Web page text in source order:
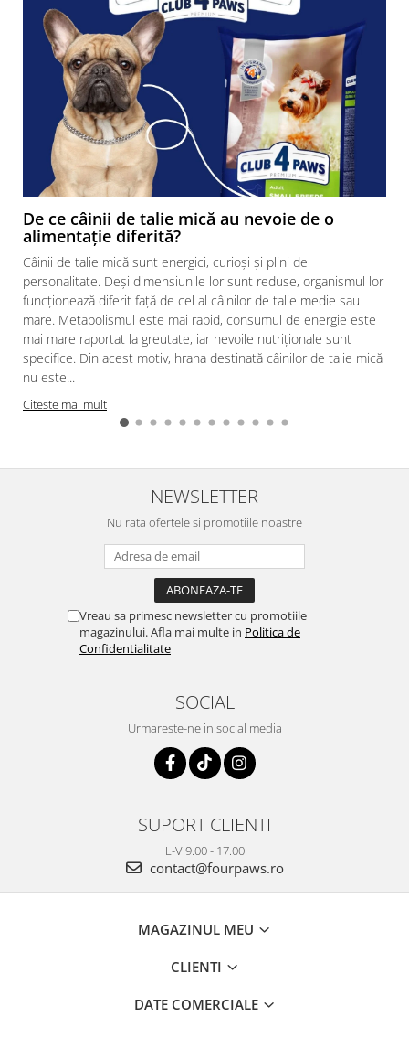
De ce câinii de talie mică au nevoie de o
alimentație diferită?
Câinii de talie mică sunt energici, curioși și plini de
personalitate. Deși dimensiunile lor sunt reduse, organismul lor
funcționează diferit față de cel al câinilor de talie medie sau
mare. Metabolismul este mai rapid, consumul de energie este
mai mare raportat la greutate, iar nevoile nutriționale sunt
specifice. Din acest motiv, hrana destinată câinilor de talie mică
nu este...
Citeste mai mult
NEWSLETTER
Nu rata ofertele si promotiile noastre
Vreau sa primesc newsletter cu promotiile
magazinului. Afla mai multe in Politica de
Confidentialitate
SOCIAL
Urmareste-ne in social media
SUPORT CLIENTI
L-V 9.00 - 17.00
contact@fourpaws.ro
MAGAZINUL MEU
CLIENTI
DATE COMERCIALE